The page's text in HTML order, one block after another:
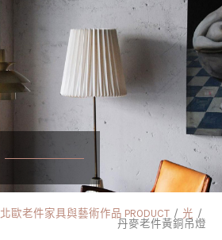
北歐老件家具與藝術作品 PRODUCT
光
丹麥老件黃銅吊燈